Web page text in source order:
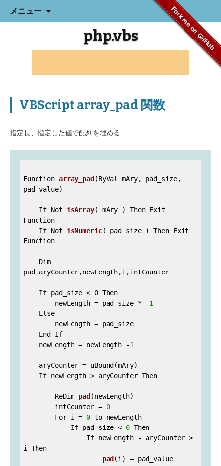
Fork me on GitHub
メニュー
キ
php.vbs
VBScript array_pad 関数
指定長、指定した値で配列を埋める
Function array_pad (ByVal mAry, pad_size,
pad_value)
    If Not
isArray( mAry )
Then Exit
Function
    If Not
isNumeric( pad_size )
Then Exit
Function
pad,aryCounter,newLength,i,intCounter
        newLength
= pad_size * -1
    newLength = newLength -
1
    If newLength >
aryCounter Then
        ReDim
pad (newLength)
        intCounter
= 0
        For i =
0 to newLength
            If pad_size <
0 Then
i Then
pad (i) = pad_value